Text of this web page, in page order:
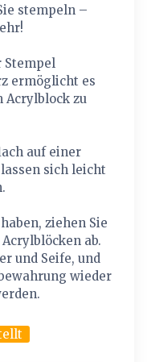
stempeln –
Stempel
ermöglicht es
Acrylblock zu
auf einer
sich leicht
ziehen Sie
ab.
und Seife, und
wieder